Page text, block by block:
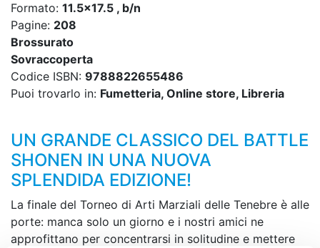
Formato: 11.5x17.5 , b/n
Pagine: 208
Brossurato
Sovraccoperta
Codice ISBN: 9788822655486
Puoi trovarlo in: Fumetteria, Online store, Libreria
UN GRANDE CLASSICO DEL BATTLE
SHONEN IN UNA NUOVA
SPLENDIDA EDIZIONE!
La finale del Torneo di Arti Marziali delle Tenebre è alle
porte: manca solo un giorno e i nostri amici ne
approfittano per concentrarsi in solitudine e mettere